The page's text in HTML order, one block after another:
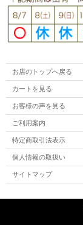
お店のトップへ戻る
カートを見る
お客様の声を見る
ご利用案内
特定商取引法表示
個人情報の取扱い
サイトマップ